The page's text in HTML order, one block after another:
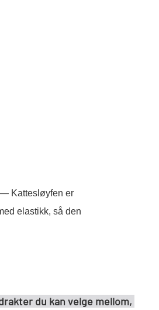
Kattesløyfen er
elastikk, så den
du kan velge mellom,